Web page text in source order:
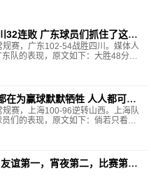
32连败 广东球员们抓住了这次
赛，广东102-54战胜四川。媒体人
队的表现，原文如下：大胜48分！
败，广东球员们抓住了这次练兵
在为赢球默默牺牲 人人都可做
赛，上海100-96逆转山西。上海队
们的表现，原文如下：倘若只看数
王打得不够理想，但事实上相较
谊第一，宵夜第二，比赛第